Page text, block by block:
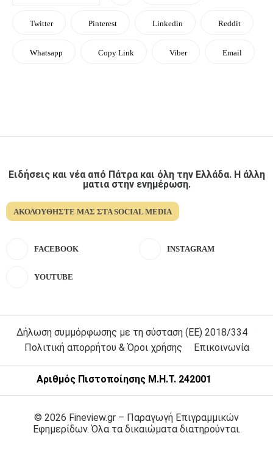
Twitter Pinterest Linkedin Reddit
Whatsapp Copy Link Viber Email
Ειδήσεις και νέα από Πάτρα και όλη την Ελλάδα. Η άλλη
ματια στην ενημέρωση.
ΑΚΟΛΟΥΘΉΣΤΕ ΜΑΣ ΣΤΑ SOCIAL MEDIA
FACEBOOK INSTAGRAM
YOUTUBE
Δήλωση συμμόρφωσης με τη σύσταση (ΕΕ) 2018/334
Πολιτική απορρήτου & Όροι χρήσης
Επικοινωνία
Αριθμός Πιστοποίησης Μ.Η.Τ. 242001
© 2026 Fineview.gr – Παραγωγή Επιγραμμικών
Εφημερίδων. Όλα τα δικαιώματα διατηρούνται.